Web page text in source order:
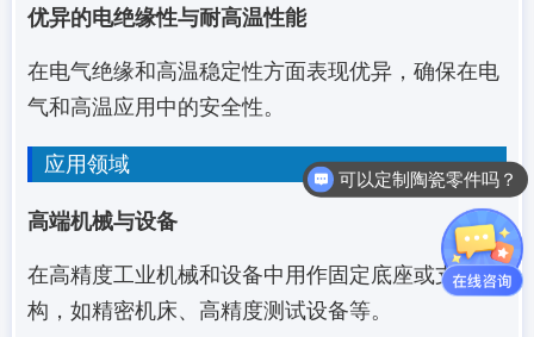
优异的电绝缘性与耐高温性能
在电气绝缘和高温稳定性方面表现优异，确保在电
气和高温应用中的安全性。
应用领域
高端机械与设备
在高精度工业机械和设备中用作固定底座或支撑结
构，如精密机床、高精度测试设备等。
可以定制陶瓷零件吗？